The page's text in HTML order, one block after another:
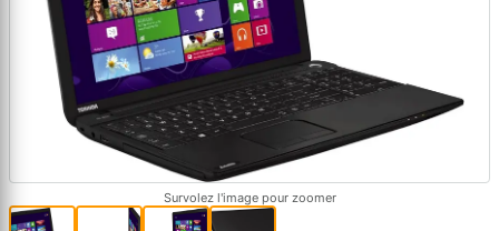
Survolez l'image pour zoomer